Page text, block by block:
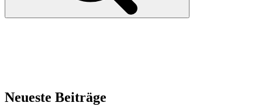
Neueste Beiträge